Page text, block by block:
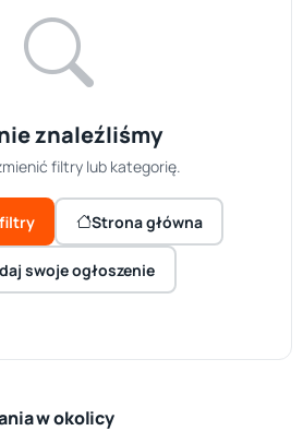
znaleźliśmy
filtry lub kategorię.
Strona główna
swoje ogłoszenie
w okolicy